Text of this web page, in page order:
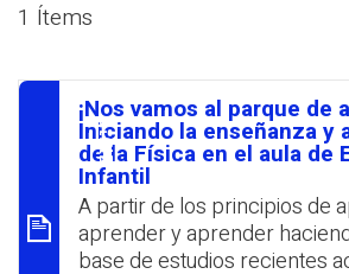
REPOSITORIO EN
CONTENIDOS
EDUCACIÓN Y
1 Ítems
סיכום
¡Nos vamos al parque de
Iniciando la enseñanza y
de la Física en el aula de
Infantil
A partir de los principios de
aprender y aprender
base de estudios recientes